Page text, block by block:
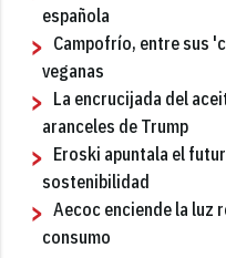
española
Campofrío, entre sus
veganas
La encrucijada del
aranceles de Trump
Eroski apuntala el
sostenibilidad
Aecoc enciende la luz
consumo